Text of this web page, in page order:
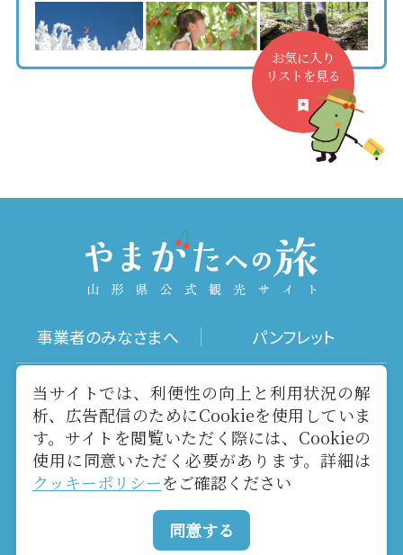
お気に入り
リストを見る
事業者のみなさまへ パンフレット
写真ダウンロード 動画ギャラリー
お役立ちリンク 当サイトについて
メールマガジン お問い合わせ
Copyright yamagatakanko.com 2020-2026 All Rights
当サイトでは、利便性の向上と利用状況の解
析、広告配信のためにCookieを使用していま
す。サイトを閲覧いただく際には、Cookieの
使用に同意いただく必要があります。詳細は
クッキーポリシーをご確認ください
同意する